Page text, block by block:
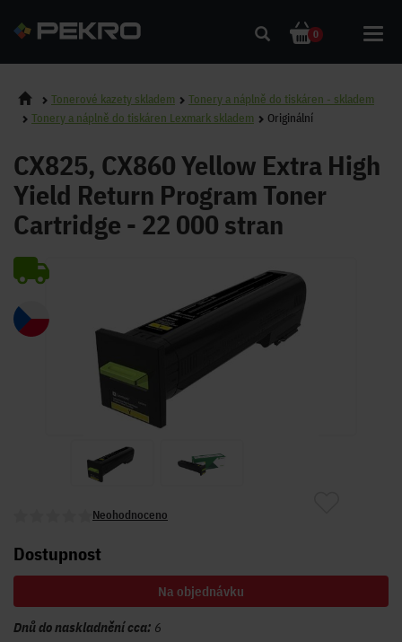
0
Tonerové kazety skladem
Tonery a náplně do tiskáren - skladem
Tonery a náplně do tiskáren Lexmark skladem
Originální
CX825, CX860 Yellow Extra High
Yield Return Program Toner
Cartridge - 22 000 stran
Neohodnoceno
Dostupnost
Na objednávku
Dnů do naskladnění cca: 6